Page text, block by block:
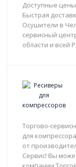
Доступные
Быстрая
Осушители в
сервисный
области и всей
Торгово-
для
от
Сервис! Вы